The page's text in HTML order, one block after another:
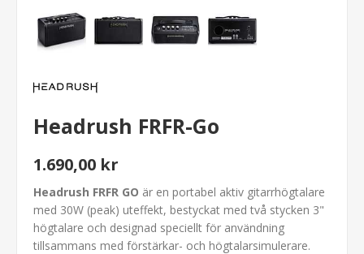
Headrush FRFR-Go
1.690,00 kr
Headrush FRFR GO är en portabel aktiv gitarrhögtalare
med 30W (peak) uteffekt, bestyckat med två stycken 3"
högtalare och designad speciellt för användning
tillsammans med förstärkar- och högtalarsimulerare.